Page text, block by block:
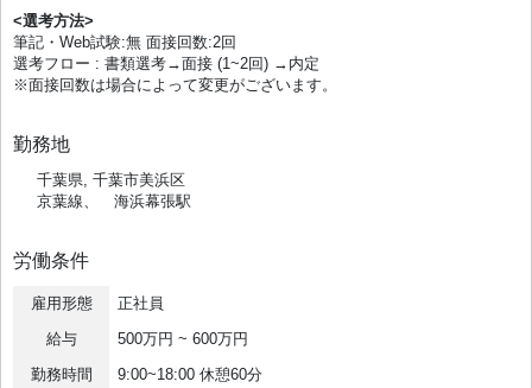
<選考方法>
筆記・Web試験:無 面接回数:2回
選考フロー : 書類選考→面接 (1~2回) →内定
※面接回数は場合によって変更がございます。
勤務地
千葉県, 千葉市美浜区
京葉線、 海浜幕張駅
労働条件
雇用形態
正社員
給与
500万円 ~ 600万円
勤務時間
9:00~18:00 休憩60分